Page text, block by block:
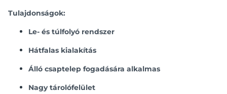
Tulajdonságok:
Le- és túlfolyó rendszer
Hátfalas kialakítás
Álló csaptelep fogadására alkalmas
Nagy tárolófelület